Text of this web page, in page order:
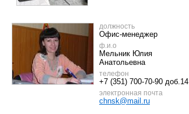
должность
Офис-менеджер
ф.и.о
Мельник Юлия
Анатольевна
телефон
+7 (351) 700-70-90 доб.14
электронная почта
chnsk@mail.ru